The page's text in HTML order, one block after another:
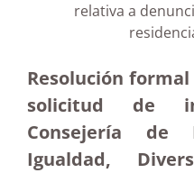
relativa a
Resolución
solicitud de
Consejería de
Igualdad,